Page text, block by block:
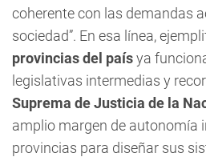
coherente con las demandas
sociedad”. En esa línea,
provincias del paísya
legislativas intermedias y
Suprema de Justicia de la
amplio margen de autonomía
provincias para diseñar sus